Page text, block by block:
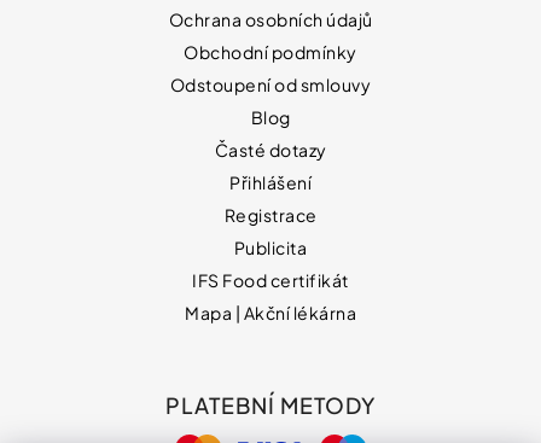
Ochrana osobních údajů
Obchodní podmínky
Odstoupení od smlouvy
Blog
Časté dotazy
Přihlášení
Registrace
Publicita
IFS Food certifikát
Mapa | Akční lékárna
PLATEBNÍ METODY